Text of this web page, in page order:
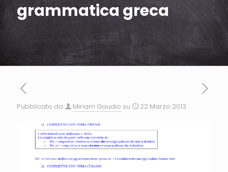
grammatica greca
Pubblicato da Miriam Gaudio su 22 Marzo 2013